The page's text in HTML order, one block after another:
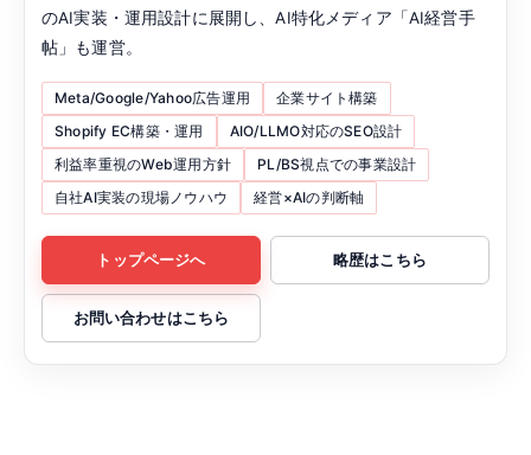
のAI実装・運用設計に展開し、AI特化メディア「AI経営手
帖」も運営。
Meta/Google/Yahoo広告運用
企業サイト構築
Shopify EC構築・運用
AIO/LLMO対応のSEO設計
利益率重視のWeb運用方針
PL/BS視点での事業設計
自社AI実装の現場ノウハウ
経営×AIの判断軸
トップページへ 略歴はこちら
お問い合わせはこちら